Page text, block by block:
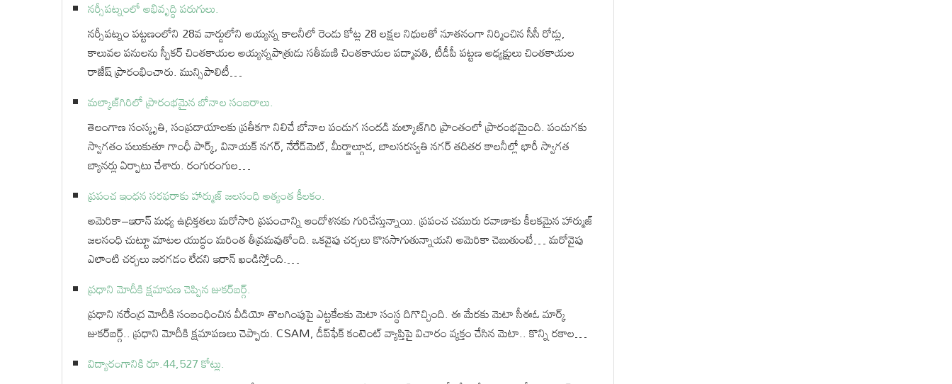
నర్సీపట్నంలో అభివృద్ధి పరుగులు.
నర్సీపట్నం పట్టణంలోని 28వ వార్డులోని అయ్యన్న కాలనీలో రెండు కోట్ల 28 లక్షల నిధులతో నూతనంగా నిర్మించిన సీసీ రోడ్లు,
కాలువల పనులను స్పీకర్ చింతకాయల అయ్యన్నపాత్రుడు సతీమణి చింతకాయల పద్మావతి, టీడీపీ పట్టణ అధ్యక్షులు చింతకాయల
రాజేష్ ప్రారంభించారు. మున్సిపాలిటీ…
మల్కాజ్‌గిరిలో ప్రారంభమైన బోనాల సంబరాలు.
తెలంగాణ సంస్కృతి, సంప్రదాయాలకు ప్రతీకగా నిలిచే బోనాల పండుగ సందడి మల్కాజ్‌గిరి ప్రాంతంలో ప్రారంభమైంది. పండుగకు
స్వాగతం పలుకుతూ గాంధీ పార్క్, వినాయక్ నగర్, నేరేడ్‌మెట్, మీర్జాల్గూడ, బాలసరస్వతి నగర్ తదితర కాలనీల్లో భారీ స్వాగత
బ్యానర్లు ఏర్పాటు చేశారు. రంగురంగుల…
ప్రపంచ ఇంధన సరఫరాకు హార్ముజ్ జలసంధి అత్యంత కీలకం.
అమెరికా–ఇరాన్ మధ్య ఉద్రిక్తతలు మరోసారి ప్రపంచాన్ని ఆందోళనకు గురిచేస్తున్నాయి. ప్రపంచ చమురు రవాణాకు కీలకమైన హార్ముజ్
జలసంధి చుట్టూ మాటల యుద్ధం మరింత తీవ్రమవుతోంది. ఒకవైపు చర్చలు కొనసాగుతున్నాయని అమెరికా చెబుతుంటే… మరోవైపు
ఎలాంటి చర్చలు జరగడం లేదని ఇరాన్ ఖండిస్తోంది.…
ప్రధాని మోదీకి క్షమాపణ చెప్పిన జుకర్⁬బర్గ్.
ప్రధాని నరేంద్ర మోదీకి సంబంధించిన వీడియో తొలగింపుపై ఎట్టకేలకు మెటా సంస్థ దిగొచ్చింది. ఈ మేరకు మెటా సీఈఓ మార్క్
జుకర్‌బర్గ్.. ప్రధాని మోదీకి క్షమాపణలు చెప్పారు. CSAM, డీప్‌ఫేక్‌ కంటెంట్‌ వ్యాప్తిపై విచారం వ్యక్తం చేసిన మెటా.. కొన్ని రకాల…
విద్యారంగానికి రూ.44,527 కోట్లు.